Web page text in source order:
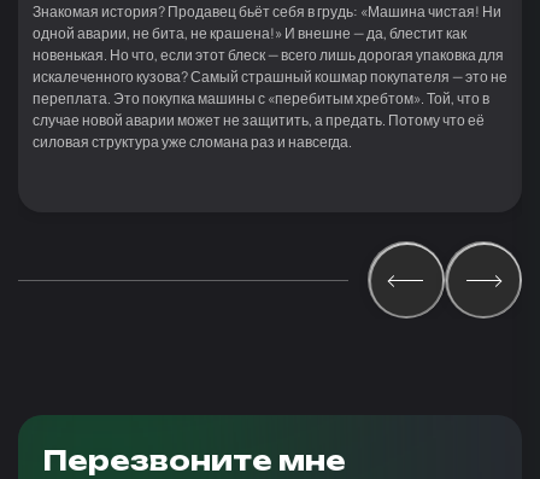
Знакомая история? Продавец бьёт себя в грудь: «Машина чистая! Ни
одной аварии, не бита, не крашена!» И внешне — да, блестит как
новенькая. Но что, если этот блеск — всего лишь дорогая упаковка для
искалеченного кузова? Самый страшный кошмар покупателя — это не
переплата. Это покупка машины с «перебитым хребтом». Той, что в
случае новой аварии может не защитить, а предать. Потому что её
силовая структура уже сломана раз и навсегда.
Перезвоните мне